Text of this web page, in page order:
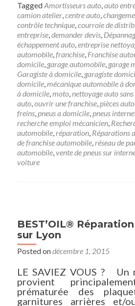
TaggedAmortisseurs auto,auto
camion atelier,centre auto,
contrôle technique,courroie de
entreprise,demander devis,
échappement auto,entreprise
automobile,franchise, Franchise
domicile, garage automobile, garage
Garagiste à domicile, garagiste
domicile,mécanique automobile à
à domicile,moto,nettoyage auto sans
auto,ouvrir une franchise,pièces
freins,pneus a domicile,pneus
recherche emploi mécanicien,
automobile,réparation, Réparations
de franchise automobile,réseau de
automobile,vente de pneus sur
voiture
BEST’OIL®
sur Lyon
Posted ondécembre 1, 2015
LE SAVIEZ VOUS ? Un
provient
prématurée des
garnitures arrières et/